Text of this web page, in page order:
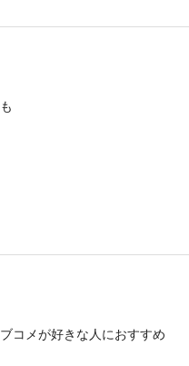
コメが好きな人におすすめ